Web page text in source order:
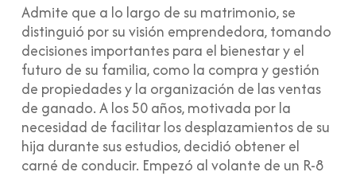
Admite que a lo largo de su matrimonio, se
distinguió por su visión emprendedora, tomando
decisiones importantes para el bienestar y el
futuro de su familia, como la compra y gestión
de propiedades y la organización de las ventas
de ganado. A los 50 años, motivada por la
necesidad de facilitar los desplazamientos de su
hija durante sus estudios, decidió obtener el
carné de conducir. Empezó al volante de un R-8